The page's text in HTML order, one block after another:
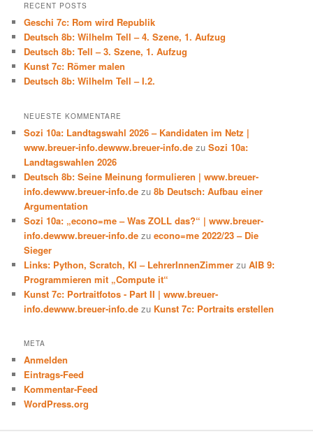
RECENT POSTS
Geschi 7c: Rom wird Republik
Deutsch 8b: Wilhelm Tell – 4. Szene, 1. Aufzug
Deutsch 8b: Tell – 3. Szene, 1. Aufzug
Kunst 7c: Römer malen
Deutsch 8b: Wilhelm Tell – I.2.
NEUESTE KOMMENTARE
Sozi 10a: Landtagswahl 2026 – Kandidaten im Netz |
www.breuer-info.dewww.breuer-info.de zuSozi 10a:
Landtagswahlen 2026
Deutsch 8b: Seine Meinung formulieren | www.breuer-
info.dewww.breuer-info.de zu8b Deutsch: Aufbau einer
Argumentation
Sozi 10a: „econo=me – Was ZOLL das?“ | www.breuer-
info.dewww.breuer-info.de zuecono=me 2022/23 – Die
Sieger
Links: Python, Scratch, KI – LehrerInnenZimmer zuAIB 9:
Programmieren mit „Compute it“
Kunst 7c: Portraitfotos - Part II | www.breuer-
info.dewww.breuer-info.de zu Kunst 7c: Portraits erstellen
META
Anmelden
Eintrags-Feed
Kommentar-Feed
WordPress.org